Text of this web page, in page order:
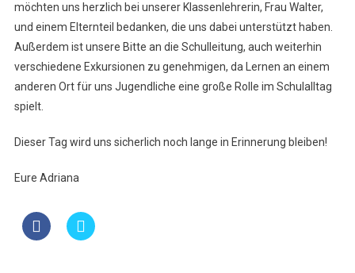
möchten uns herzlich bei unserer Klassenlehrerin, Frau Walter,
und einem Elternteil bedanken, die uns dabei unterstützt haben.
Außerdem ist unsere Bitte an die Schulleitung, auch weiterhin
verschiedene Exkursionen zu genehmigen, da Lernen an einem
anderen Ort für uns Jugendliche eine große Rolle im Schulalltag
spielt.
Dieser Tag wird uns sicherlich noch lange in Erinnerung bleiben!
Eure Adriana